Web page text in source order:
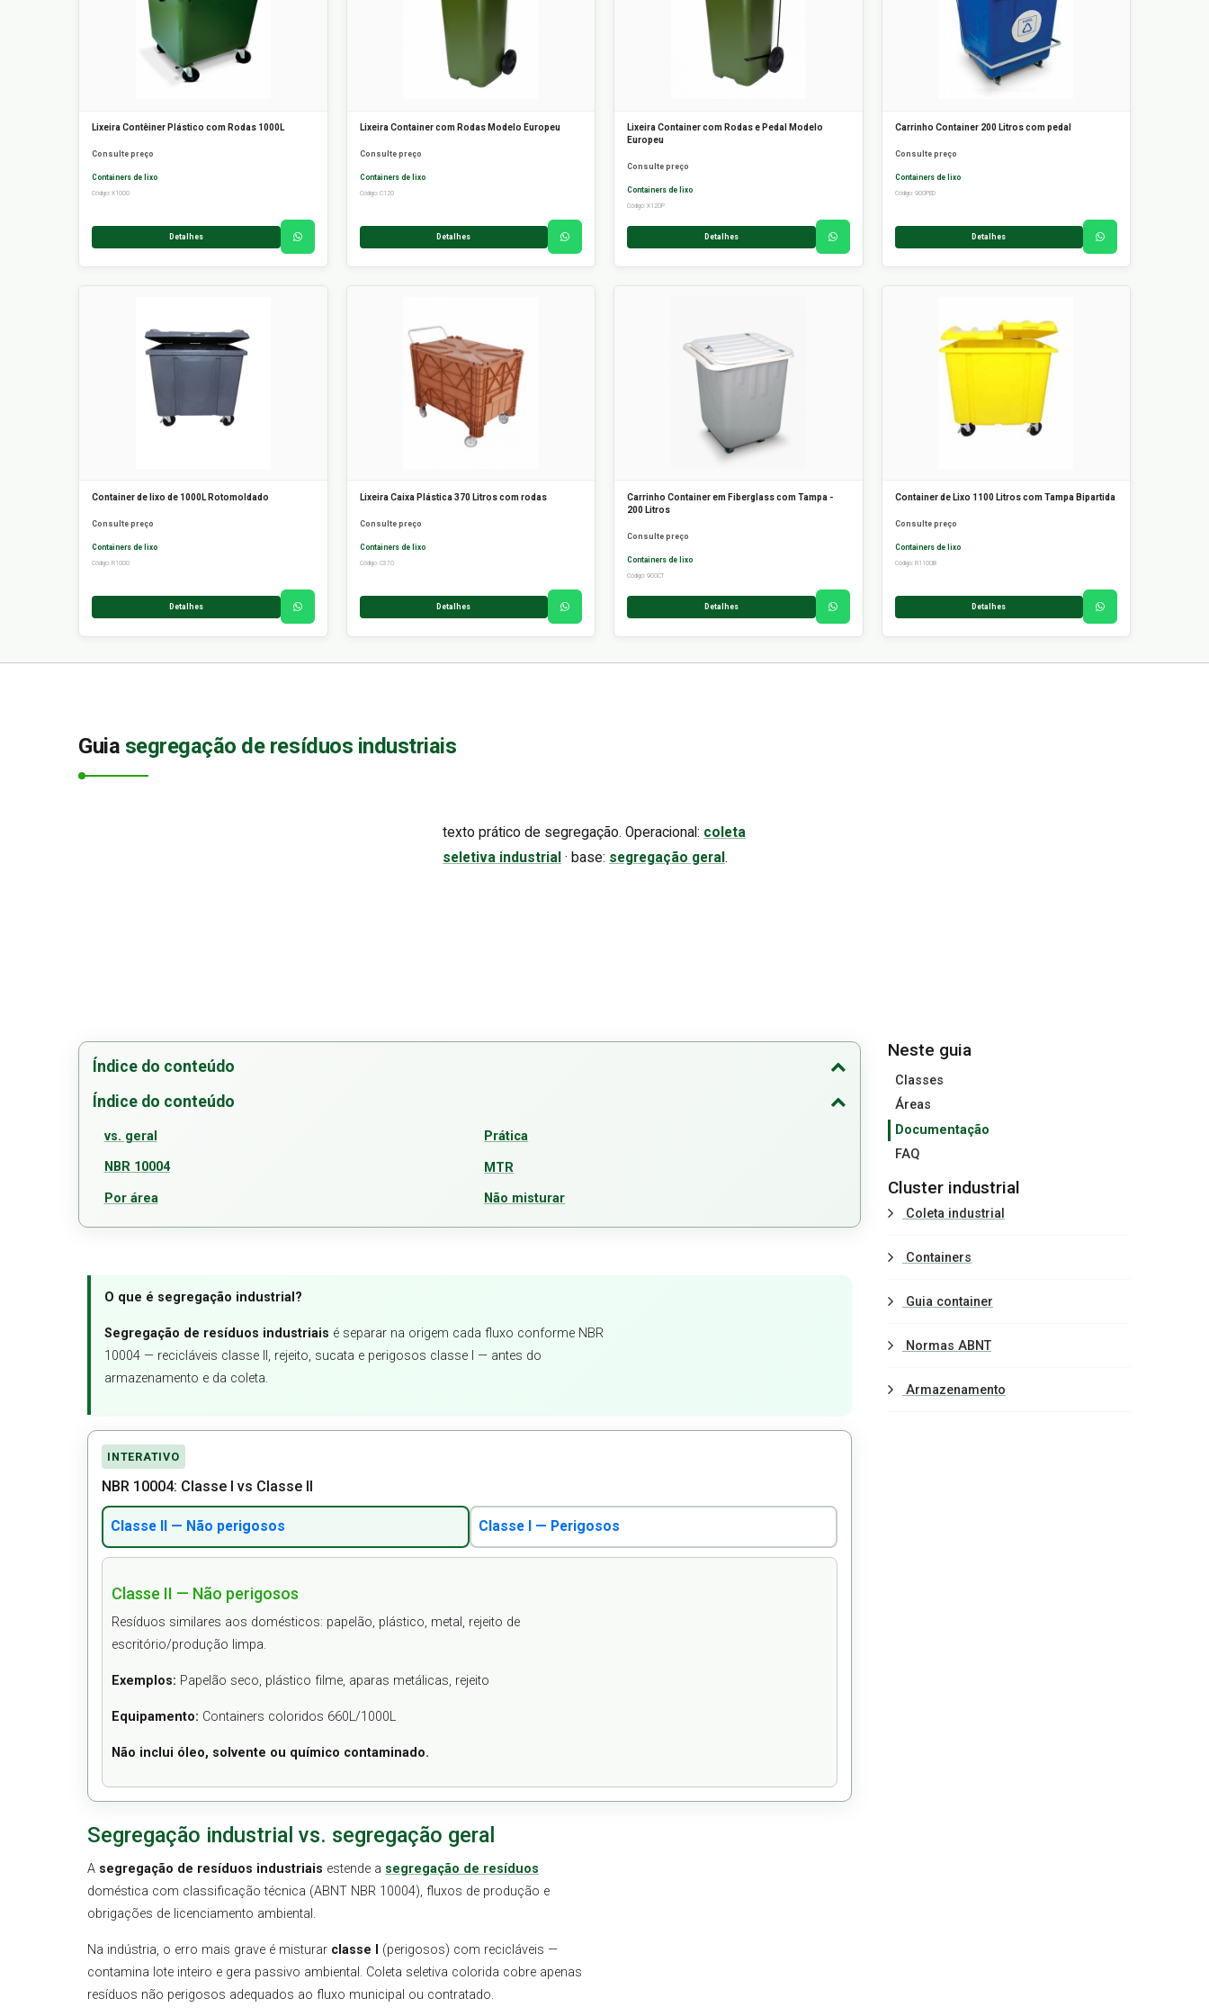
Lixeira Contêiner Plástico com Rodas 1000L
Consulte preço
Containers de lixo
Código: X1000
Detalhes
Lixeira Container com Rodas Modelo Europeu
Consulte preço
Containers de lixo
Código: C120
Detalhes
Lixeira Container com Rodas e Pedal Modelo
Europeu
Consulte preço
Containers de lixo
Código: X120P
Detalhes
Carrinho Container 200 Litros com pedal
Consulte preço
Containers de lixo
Código: 900PED
Detalhes
Container de lixo de 1000L Rotomoldado
Consulte preço
Containers de lixo
Código: R1000
Detalhes
Lixeira Caixa Plástica 370 Litros com rodas
Consulte preço
Containers de lixo
Código: C370
Detalhes
Carrinho Container em Fiberglass com Tampa -
200 Litros
Consulte preço
Containers de lixo
Código: 900CT
Detalhes
Container de Lixo 1100 Litros com Tampa Bipartida
Consulte preço
Containers de lixo
Código: R1100B
Detalhes
Guia segregação de resíduos industriais
texto prático de segregação. Operacional: coleta
seletiva industrial · base: segregação geral .
Índice do conteúdo
Índice do conteúdo
vs. geral
NBR 10004
Por área
Prática
MTR
Não misturar
O que é segregação industrial?
Segregação de resíduos industriais é separar na origem cada fluxo conforme NBR
10004 — recicláveis classe II, rejeito, sucata e perigosos classe I — antes do
armazenamento e da coleta.
INTERATIVO
NBR 10004: Classe I vs Classe II
Classe II — Não perigosos Classe I — Perigosos
Classe II — Não perigosos
Resíduos similares aos domésticos: papelão, plástico, metal, rejeito de
escritório/produção limpa.
Exemplos: Papelão seco, plástico filme, aparas metálicas, rejeito
Equipamento: Containers coloridos 660L/1000L
Não inclui óleo, solvente ou químico contaminado.
Segregação industrial vs. segregação geral
A segregação de resíduos industriais estende a segregação de resíduos
doméstica com classificação técnica (ABNT NBR 10004), fluxos de produção e
obrigações de licenciamento ambiental.
Na indústria, o erro mais grave é misturar classe I
(perigosos) com recicláveis —
contamina lote inteiro e gera passivo ambiental. Coleta seletiva colorida cobre apenas
resíduos não perigosos adequados ao fluxo municipal ou contratado.
Neste guia
Classes
Áreas
Documentação
FAQ
Cluster industrial
Coleta industrial
Containers
Guia container
Normas ABNT
Armazenamento